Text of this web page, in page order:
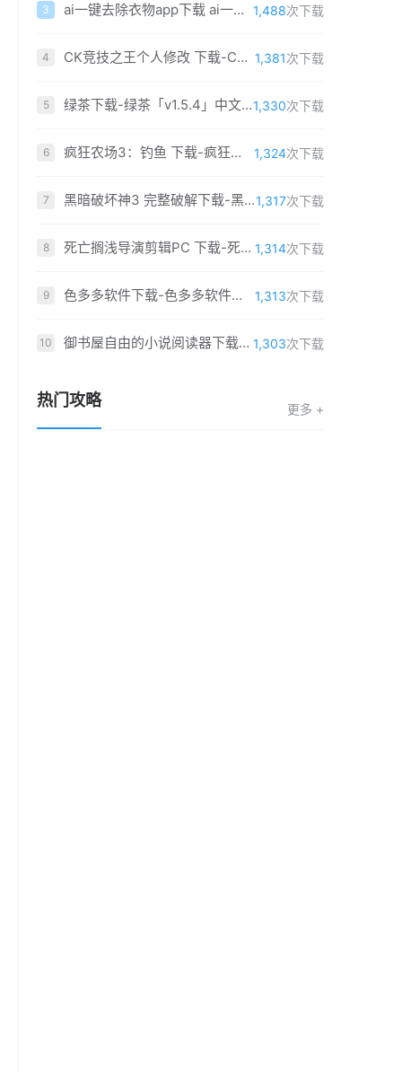
3 ai一键去除衣物app下载 ai一键去除衣物软件免费安装 1,488次下载
4 CK竞技之王个人修改 下载-CK竞技之王个人修改版2019 中文最新版 1,381次下载
5 绿茶下载-绿茶「v1.5.4」中文版1,330次下载
6 疯狂农场3：钓鱼 下载-疯狂农场3：钓鱼 简体中文免费版 1,324次下载
7 黑暗破坏神3 完整破解下载-黑暗破坏神3单机版最新版下载 完整最新(全DLC)1,317次下载
8 死亡搁浅导演剪辑PC 下载-死亡搁浅导演剪辑版PC版 免安装中文最新版（含百度网盘） 1,314次下载
9 色多多软件下载-色多多软件「v6.4.7」重制版 1,313次下载
10 御书屋自由的小说阅读器下载-御书屋自由的小说阅读器「v5.4.4」福利版 1,303次下载
热门攻略 更多 +